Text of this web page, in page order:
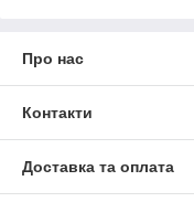
Про нас
Контакти
Доставка та оплата